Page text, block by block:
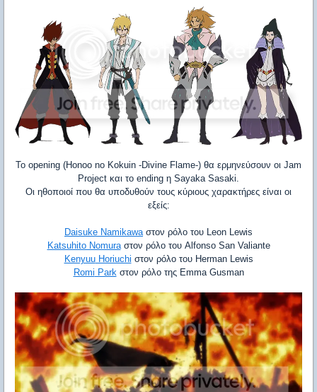
Το opening (Honoo no Kokuin -Divine Flame-) θα ερμηνεύσουν οι Jam
Project και το ending η Sayaka Sasaki.
Οι ηθοποιοί που θα υποδυθούν τους κύριους χαρακτήρες είναι οι
εξείς:
Daisuke Namikawaστον ρόλο του Leon Lewis
Katsuhito Nomuraστον ρόλο του Alfonso San Valiante
KenyuuHoriuchi στον ρόλο του Herman Lewis
Romi Parkστον ρόλο της Emma Gusman